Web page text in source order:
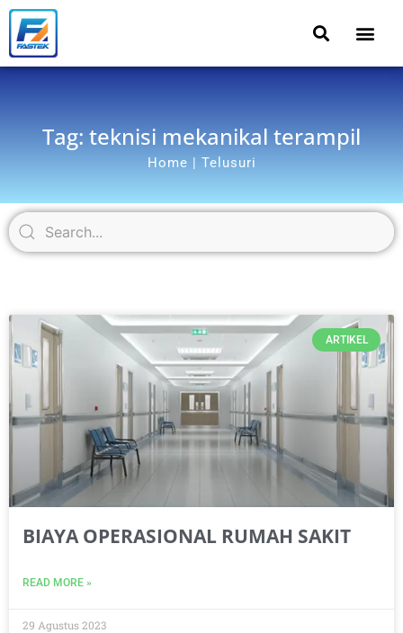
Tag: teknisi mekanikal terampil
Home | Telusuri
ARTIKEL
BIAYA OPERASIONAL RUMAH SAKIT
READ MORE »
29 Agustus 2023